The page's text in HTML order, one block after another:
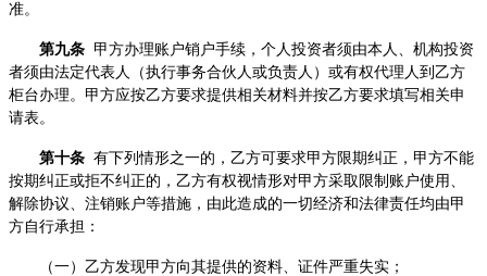
准。
第九条 甲方办理账户销户手续，个人投资者须由本人、机构投资
者须由法定代表人（执行事务合伙人或负责人）或有权代理人到乙方
柜台办理。甲方应按乙方要求提供相关材料并按乙方要求填写相关申
请表。
第十条 有下列情形之一的，乙方可要求甲方限期纠正，甲方不能
按期纠正或拒不纠正的，乙方有权视情形对甲方采取限制账户使用、
解除协议、注销账户等措施，由此造成的一切经济和法律责任均由甲
方自行承担：
（一）乙方发现甲方向其提供的资料、证件严重失实；